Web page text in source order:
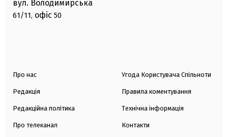
вул. Володимирська
61/11, офіс 50
Про нас
Редакція
Редакційна політика
Про телеканал
Угода Користувача Спільноти
Правила коментування
Технічна інформація
Контакти